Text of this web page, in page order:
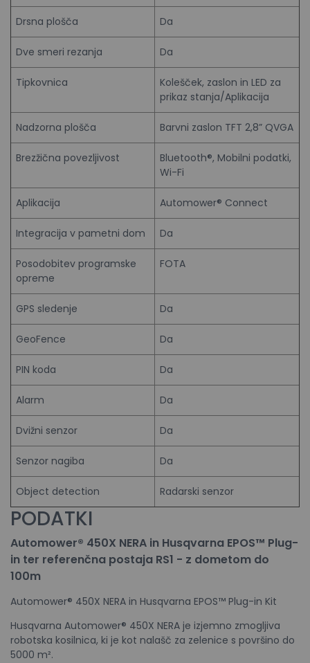
Drsna plošča Da
Dve smeri rezanja Da
Tipkovnica
Kolešček, zaslon in LED za
prikaz stanja/Aplikacija
Nadzorna plošča Barvni zaslon TFT 2,8” QVGA
Brezžična povezljivost
Bluetooth®, Mobilni podatki,
Wi-Fi
Aplikacija Automower® Connect
Integracija v pametni dom Da
Posodobitev programske
opreme
FOTA
GPS sledenje Da
GeoFence Da
PIN koda Da
Alarm Da
Dvižni senzor Da
Senzor nagiba Da
Object detection Radarski senzor
PODATKI
Automower® 450X NERA in Husqvarna EPOS™ Plug-
in ter referenčna postaja RS1 - z dometom do
100m
Automower® 450X NERA in Husqvarna EPOS™ Plug-in Kit
Husqvarna Automower® 450X NERA je izjemno zmogljiva
robotska kosilnica, ki je kot nalašč za zelenice s površino do
5000 m².